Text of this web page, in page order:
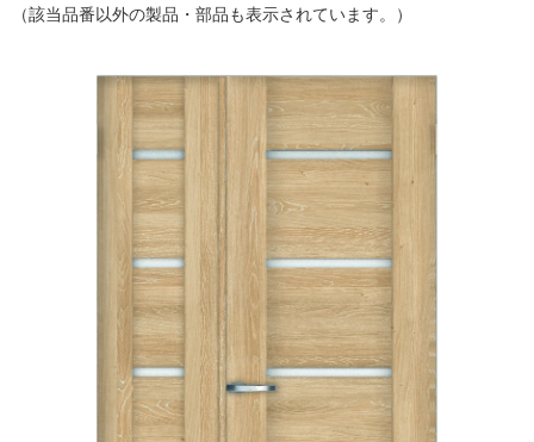
（該当品番以外の製品・部品も表示されています。）